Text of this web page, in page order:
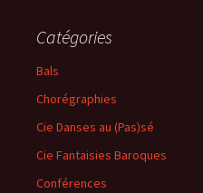
Catégories
Bals
Chorégraphies
Cie Danses au (Pas)sé
Cie Fantaisies Baroques
Conférences